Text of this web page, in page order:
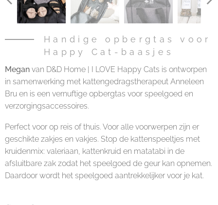
Handige opbergtas voor
Happy Cat-baasjes
Megan van D&D Home | I LOVE Happy Cats is ontworpen
in samenwerking met kattengedragstherapeut Anneleen
Bru en is een vernuftige opbergtas voor speelgoed en
verzorgingsaccessoires.
Perfect voor op reis of thuis. Voor alle voorwerpen zijn er
geschikte zakjes en vakjes. Stop de kattenspeeltjes met
kruidenmix: valeriaan, kattenkruid en matatabi in de
afsluitbare zak zodat het speelgoed de geur kan opnemen.
Daardoor wordt het speelgoed aantrekkelijker voor je kat.